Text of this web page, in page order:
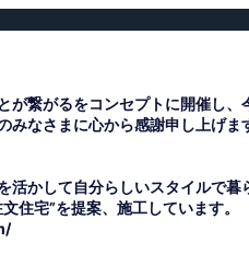
が繋がるをコンセプトに開催し
みなさまに心から感謝申し上げま
活かして自分らしいスタイルで暮
住宅”を提案、施工しています。